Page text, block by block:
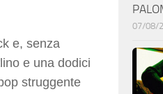
e, senza
e una dodici
struggente
07/08/